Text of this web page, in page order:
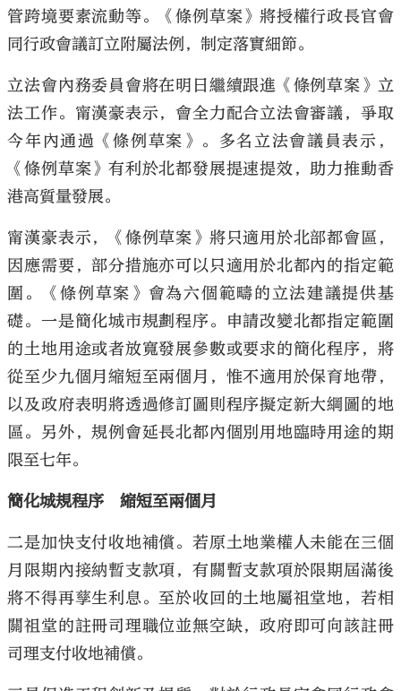
管跨境要素流動等。《條例草案》將授權行政長官會
同行政會議訂立附屬法例，制定落實細節。
立法會內務委員會將在明日繼續跟進《條例草案》立
法工作。甯漢豪表示，會全力配合立法會審議，爭取
今年內通過《條例草案》。多名立法會議員表示，
《條例草案》有利於北都發展提速提效，助力推動香
港高質量發展。
甯漢豪表示，《條例草案》將只適用於北部都會區，
因應需要，部分措施亦可以只適用於北都內的指定範
圍。《條例草案》會為六個範疇的立法建議提供基
礎。一是簡化城市規劃程序。申請改變北都指定範圍
的土地用途或者放寬發展參數或要求的簡化程序，將
從至少九個月縮短至兩個月，惟不適用於保育地帶，
以及政府表明將透過修訂圖則程序擬定新大綱圖的地
區。另外，規例會延長北都內個別用地臨時用途的期
限至七年。
簡化城規程序 縮短至兩個月
二是加快支付收地補償。若原土地業權人未能在三個
月限期內接納暫支款項，有關暫支款項於限期屆滿後
將不得再孳生利息。至於收回的土地屬祖堂地，若相
關祖堂的註冊司理職位並無空缺，政府即可向該註冊
司理支付收地補償。